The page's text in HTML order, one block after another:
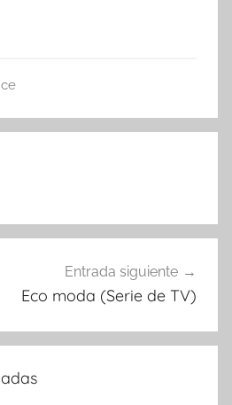
Entrada siguiente
Eco moda (Serie de TV)